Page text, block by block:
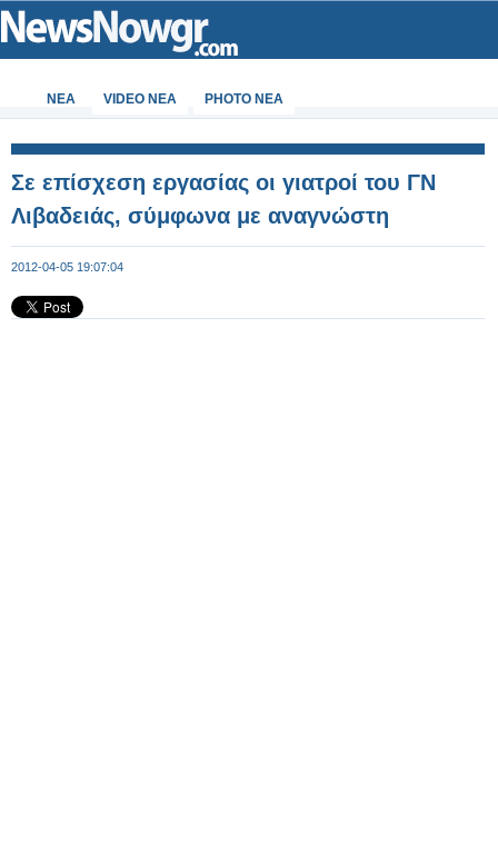
ΝΕΑ VIDEO NEA PHOTO NEA
Σε επίσχεση εργασίας οι γιατροί του ΓΝ
Λιβαδειάς, σύμφωνα με αναγνώστη
2012-04-05 19:07:04